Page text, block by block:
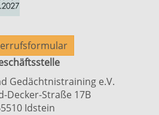
Gedächtnistraining e.V.
Decker-Straße 17B
Idstein